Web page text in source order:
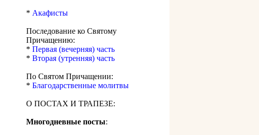
* Акафисты
Последование ко Святому
Причащению:
* Первая (вечерняя) часть
* Вторая (утренняя) часть
По Святом Причащении:
* Благодарственные молитвы
О ПОСТАХ И ТРАПЕЗЕ:
Многодневные посты: